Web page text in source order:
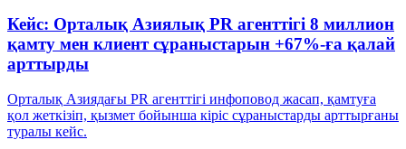
Кейс: Орталық Азиялық PR агенттігі 8 миллион
қамту мен клиент сұраныстарын +67%-ға қалай
арттырды
Орталық Азиядағы PR агенттігі инфоповод жасап, қамтуға
қол жеткізіп, қызмет бойынша кіріс сұраныстарды арттырғаны
туралы кейс.